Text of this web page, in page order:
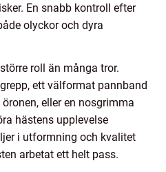
En snabb kontroll efter
olyckor och dyra
roll än många tror.
ett välformat pannband
eller en nosgrimma
hästens upplevelse
i utformning och kvalitet
arbetat ett helt pass.